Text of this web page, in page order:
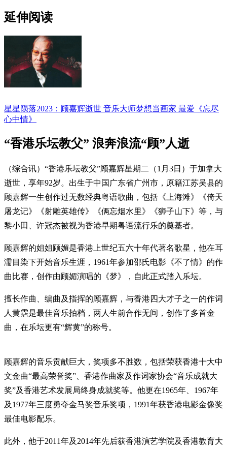
延伸阅读
星星陨落2023：顾嘉辉逝世 音乐大师梦想当画家 最爱《忘尽
心中情》
“香港乐坛教父” 浪奔浪流“顾”人逝
（综合讯）“香港乐坛教父”顾嘉辉星期二（1月3日）于加拿大
逝世，享年92岁。出生于中国广东省广州市，原籍江苏吴县的
顾嘉辉一生创作过无数经典粤语歌曲，包括《上海滩》《倚天
屠龙记》《射雕英雄传》《俩忘烟水里》《狮子山下》等，与
黎小田、许冠杰被视为香港早期粤语流行乐的奠基者。
顾嘉辉的姐姐顾媚是香港上世纪五六十年代著名歌星，他在耳
濡目染下开始音乐生涯，1961年参加邵氏电影《不了情》的作
曲比赛，创作由顾媚演唱的《梦》，自此正式踏入乐坛。
擅长作曲、编曲及指挥的顾嘉辉，与香港四大才子之一的作词
人黄霑是最佳音乐拍档，两人生前合作无间，创作了多首金
曲，在乐坛更有“辉黄”的称号。
顾嘉辉的音乐贡献巨大，奖项多不胜数，包括荣获香港十大中
文金曲“最高荣誉奖”、香港作曲家及作词家协会“音乐成就大
奖”及香港艺术发展局终身成就奖等。他更在1965年、1967年
及1977年三度勇夺金马奖音乐奖项，1991年获香港电影金像奖
最佳电影配乐。
此外，他于2011年及2014年先后获香港演艺学院及香港教育大